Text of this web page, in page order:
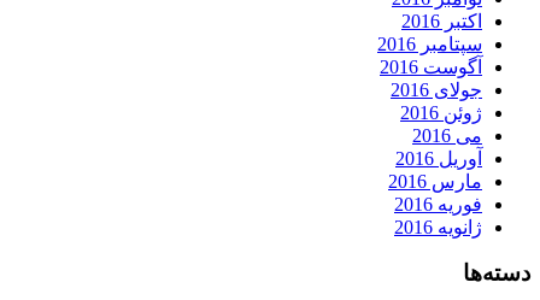
اکتبر 2016
سپتامبر 2016
آگوست 2016
جولای 2016
ژوئن 2016
می 2016
آوریل 2016
مارس 2016
فوریه 2016
ژانویه 2016
دسته‌ها